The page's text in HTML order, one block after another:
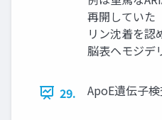
再開していた
リン沈着を認
脳表ヘモジデ
29. ApoE遺伝子